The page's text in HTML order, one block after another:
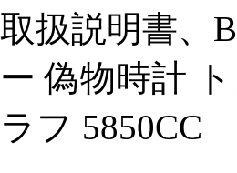
取扱説明書、
ー 偽物時計
ラフ 5850CC